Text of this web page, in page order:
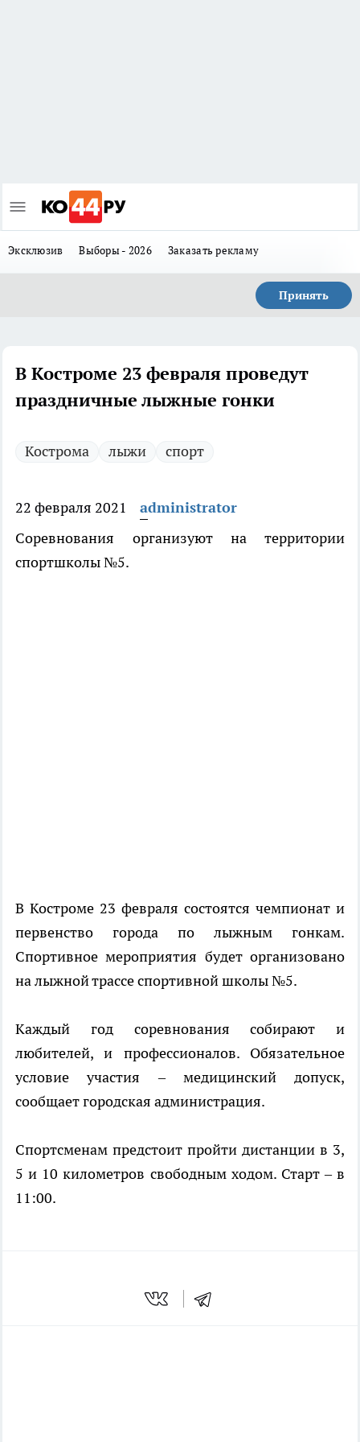
Эксклюзив Выборы - 2026 Заказать рекламу
Принять
В Костроме 23 февраля проведут
праздничные лыжные гонки
Кострома лыжи спорт
22 февраля 2021
administrator
Соревнования организуют на территории
спортшколы №5.
В Костроме 23 февраля состоятся чемпионат и
первенство города по лыжным гонкам.
Спортивное мероприятия будет организовано
на лыжной трассе спортивной школы №5.
Каждый год соревнования собирают и
любителей, и профессионалов. Обязательное
условие участия – медицинский допуск,
сообщает городская администрация.
Спортсменам предстоит пройти дистанции в 3,
5 и 10 километров свободным ходом. Старт – в
11:00.